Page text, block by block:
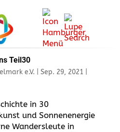
Teil30
e.V. Sep. 29, 2021
in 30
und Sonnenenergie
Wandersleute in